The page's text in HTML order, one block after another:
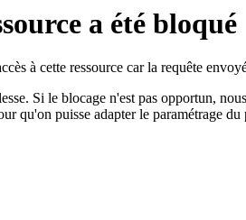
a été bloqué
à cette ressource car la requête
Si le blocage n'est pas opportun,
qu'on puisse adapter le paramétrage du